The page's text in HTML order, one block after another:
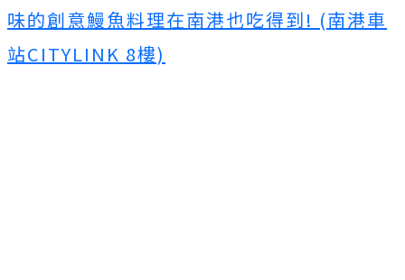
味的創意鰻魚料理在南港也吃得到! (南港車
站CITYLINK 8樓)